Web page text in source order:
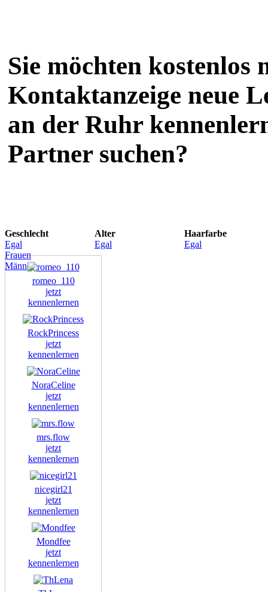
Sie möchten kostenlos
Kontaktanzeige neue
an der Ruhr
Partner suchen?
Geschlecht
Egal
Frauen
Männer
Alter
Egal
Haarfarbe
Egal
romeo_110
jetzt
kennenlernen
RockPrincess
jetzt
kennenlernen
NoraCeline
jetzt
kennenlernen
mrs.flow
jetzt
kennenlernen
nicegirl21
jetzt
kennenlernen
Mondfee
jetzt
kennenlernen